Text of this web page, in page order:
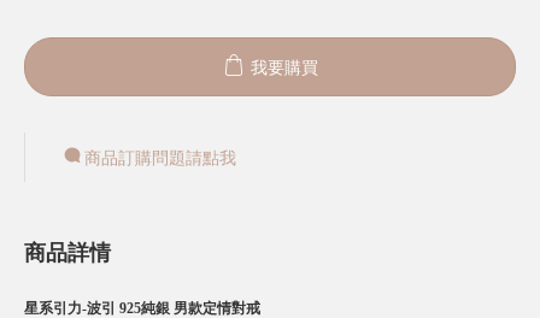
我要購買
商品訂購問題請點我
商品詳情
星系引力-波引 925純銀 男款定情對戒